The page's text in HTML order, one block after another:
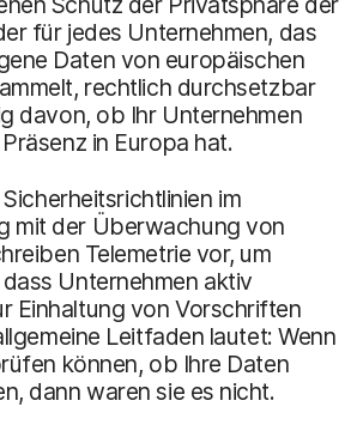
für jedes Unternehmen, das
Daten von europäischen
rechtlich durchsetzbar
davon, ob Ihr Unternehmen
in Europa hat.
im
mit der Überwachung von
Telemetrie vor, um
Unternehmen aktiv
Einhaltung von Vorschriften
Leitfaden lautet: Wenn
können, ob Ihre Daten
dann waren sie es nicht.